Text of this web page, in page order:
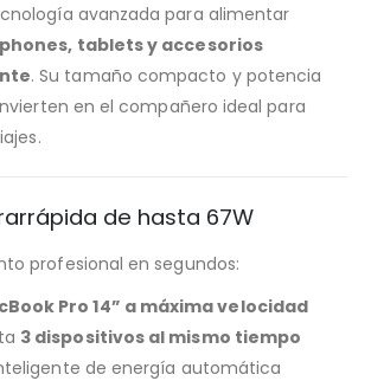
avanzada para alimentar
tablets y accesorios
. Su tamaño compacto y potencia
en el compañero ideal para
de hasta 67W
profesional en segundos:
Pro 14” a máxima velocidad
3 dispositivos al mismo tiempo
de energía automática